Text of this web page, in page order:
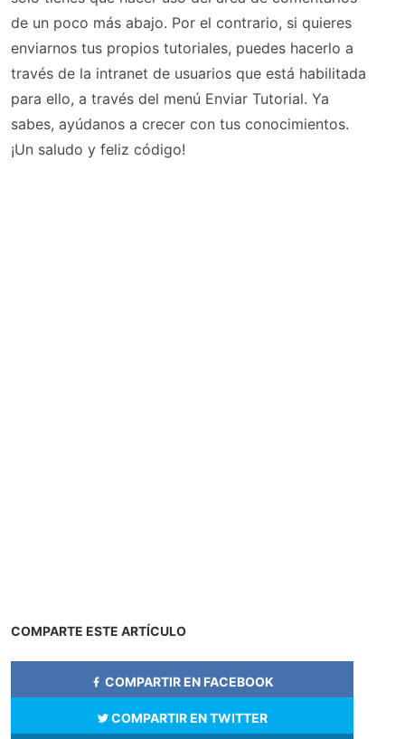
de un poco más abajo. Por el contrario, si quieres
enviarnos tus propios tutoriales, puedes hacerlo a
través de la intranet de usuarios que está habilitada
para ello, a través del menú Enviar Tutorial. Ya
sabes, ayúdanos a crecer con tus conocimientos.
¡Un saludo y feliz código!
COMPARTE ESTE ARTÍCULO
COMPARTIR EN FACEBOOK
COMPARTIR EN TWITTER